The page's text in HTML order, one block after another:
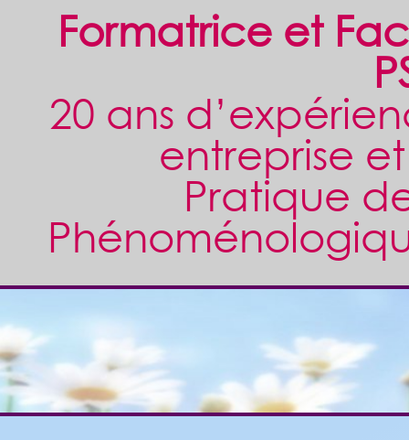
Formatrice et
20 ans
entreprise
Pratique